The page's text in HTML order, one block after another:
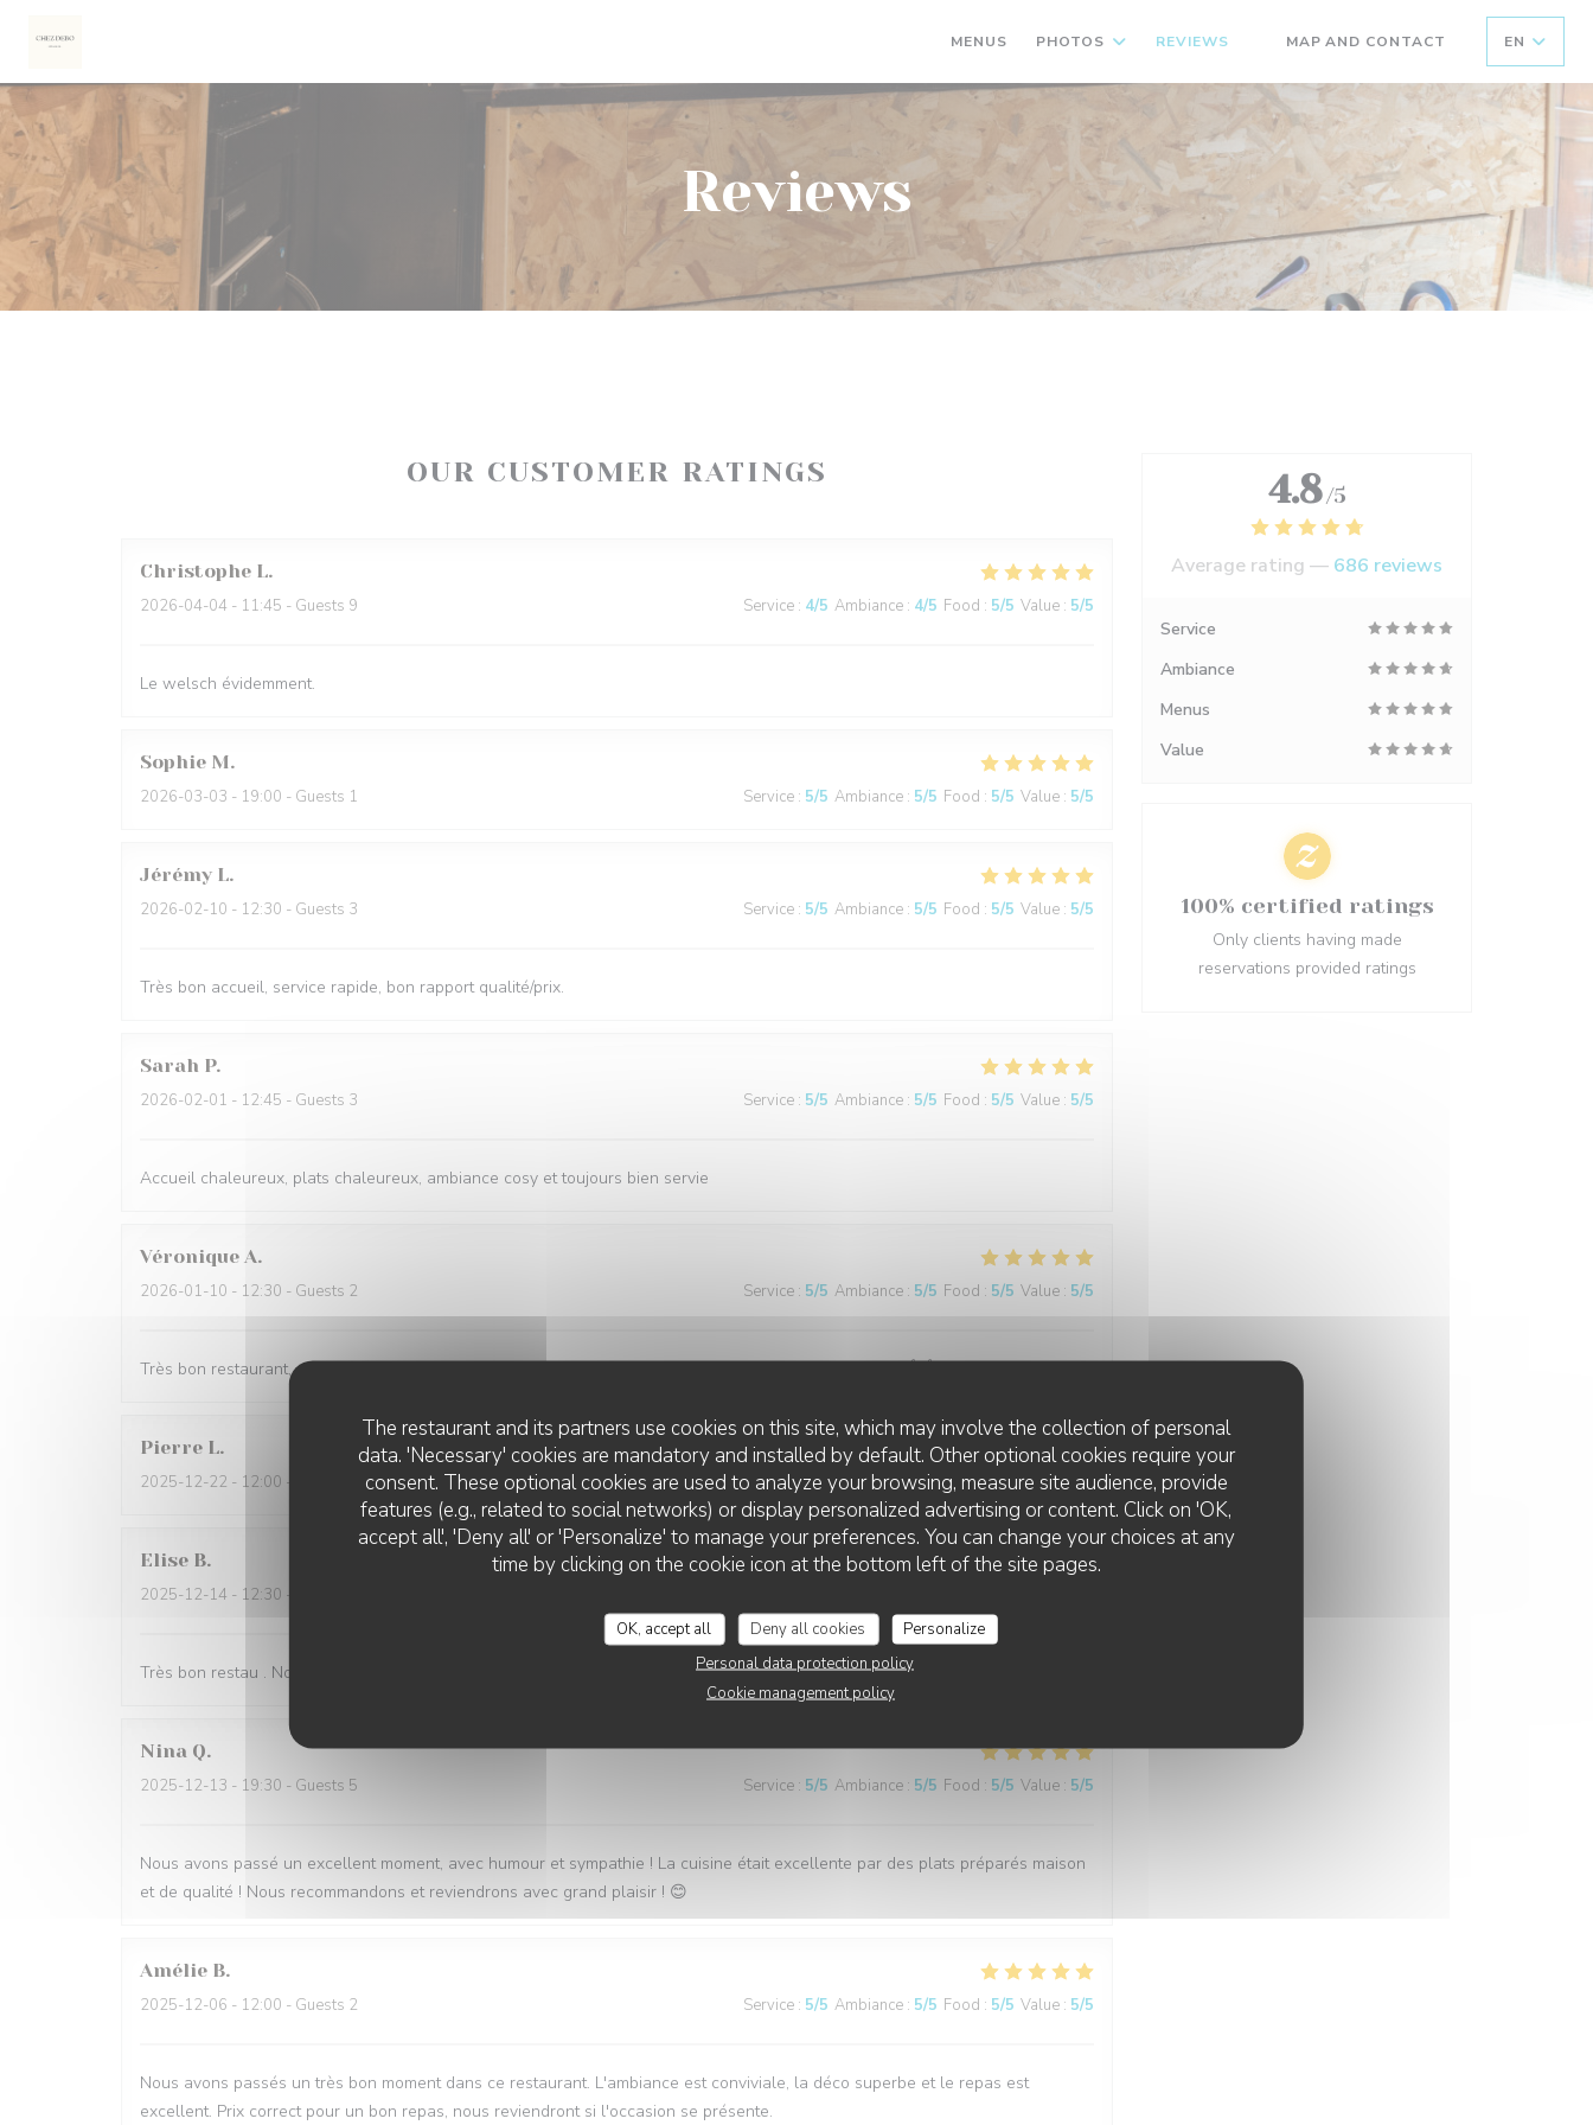
The restaurant and its partners use cookies on this site, which may involve the collection of personal
data. 'Necessary' cookies are mandatory and installed by default. Other optional cookies require your
consent. These optional cookies are used to analyze your browsing, measure site audience, provide
features (e.g., related to social networks) or display personalized advertising or content. Click on 'OK,
accept all', 'Deny all' or 'Personalize' to manage your preferences. You can change your choices at any
time by clicking on the cookie icon at the bottom left of the site pages.
OK, accept all Deny all cookies
Personalize
Personal data protection policy
Cookie management policy
MENUS PHOTOS REVIEWS MAP AND CONTACT EN
Reviews
OUR CUSTOMER RATINGS
Christophe L
2026-04-04 - 11:45 - Guests 9 Service : 4/5 Ambiance : 4/5 Food : 5/5 Value : 5/5
Le welsch évidemment.
Sophie M
2026-03-03 - 19:00 - Guests 1 Service : 5/5 Ambiance : 5/5 Food : 5/5 Value : 5/5
Jérémy L
2026-02-10 - 12:30 - Guests 3 Service : 5/5 Ambiance : 5/5 Food : 5/5 Value : 5/5
Très bon accueil, service rapide, bon rapport qualité/prix.
Sarah P
2026-02-01 - 12:45 - Guests 3 Service : 5/5 Ambiance : 5/5 Food : 5/5 Value : 5/5
Accueil chaleureux, plats chaleureux, ambiance cosy et toujours bien servie
Véronique A
2026-01-10 - 12:30 - Guests 2 Service : 5/5 Ambiance : 5/5 Food : 5/5 Value : 5/5
Très bon restaurant, accueil chaleureux, convivial,produits frais, rien a redire, je recommande vivement👍👍
Pierre L
2025-12-22 - 12:00 - Guests 6 Service:5/5 Ambiance:4/5 Food: 4/5 Value: 4/5
Elise B
2025-12-14 - 12:30 - Guests 3
Très bon restau . Nous nous sommes régalé. La patron est très gentil Je recommande
Nina Q
2025-12-13 - 19:30 - Guests 5 Service : 5/5 Ambiance : 5/5 Food : 5/5 Value : 5/5
Nous avons passé un excellent moment, avec humour et sympathie ! La cuisine était excellente par des plats préparés maison
et de qualité ! Nous recommandons et reviendrons avec grand plaisir ! 😊
Amélie B
2025-12-06 - 12:00 - Guests 2 Service : 5/5 Ambiance : 5/5 Food : 5/5 Value : 5/5
Nous avons passés un très bon moment dans ce restaurant. L'ambiance est conviviale, la déco superbe et le repas est
excellent. Prix correct pour un bon repas, nous reviendront si l'occasion se présente.
4.8 /5
Average rating — 686 reviews
Service
Ambiance
Menus
Value
100% certified ratings
Only clients having made
reservations provided ratings